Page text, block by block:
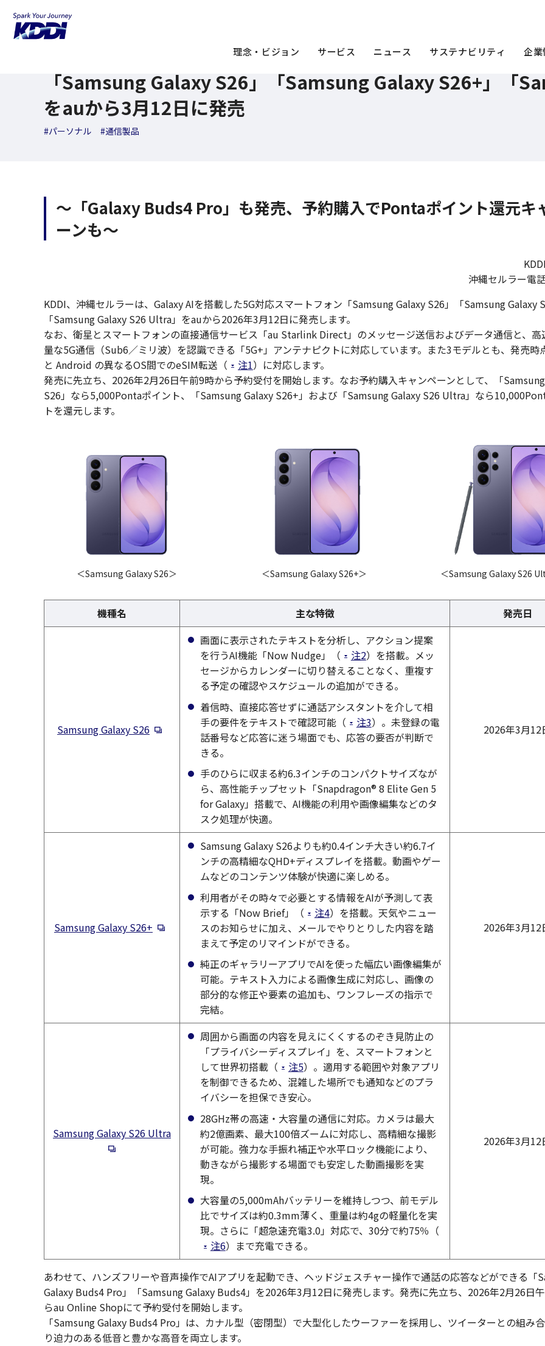
理念・ビジョン サービス ニュース サステナビリティ 企
KDDI ニュースルーム
「Samsung Galaxy S26」「Samsung Galaxy S26+」「
をauから3月12日に発売
#パーソナル #通信製品
～「Galaxy Buds4 Pro」も発売、予約購入でPontaポイント還元キ
ーンも～
沖縄セルラー電
KDDI、沖縄セルラーは、Galaxy AIを搭載した5G対応スマートフォン「Samsung Galaxy S26」「Samsung Galaxy
「Samsung Galaxy S26 Ultra」をauから2026年3月12日に発売します。
なお、衛星とスマートフォンの直接通信サービス「au Starlink Direct」のメッセージ送信およびデータ通信と、高
量な5G通信（Sub6／ミリ波）を認識できる「5G+」アンテナピクトに対応しています。また3モデルとも、発売時
と Android の異なるOS間でのeSIM転送（
注1）に対応します。
発売に先立ち、2026年2月26日午前9時から予約受付を開始します。なお予約購入キャンペーンとして、「
S26」なら5,000Pontaポイント、「Samsung Galaxy S26+」および「Samsung Galaxy S26 Ultra」なら
トを還元します。
＜Samsung Galaxy S26＞ ＜Samsung Galaxy S26+＞ ＜Samsung Galaxy S26
機種名 主な特徴 発売日
Samsung Galaxy S26新規ウィンドウで開く
画面に表示されたテキストを分析し、アクション提案
を行うAI機能「Now Nudge」（
注2）を搭載。メッ
セージからカレンダーに切り替えることなく、重複す
る予定の確認やスケジュールの追加ができる。
着信時、直接応答せずに通話アシスタントを介して相
手の要件をテキストで確認可能（
注3）。未登録の電
話番号など応答に迷う場面でも、応答の要否が判断で
きる。
手のひらに収まる約6.3インチのコンパクトサイズなが
ら、高性能チップセット「Snapdragon® 8 Elite Gen 5
for Galaxy」搭載で、AI機能の利用や画像編集などのタ
スク処理が快適。
2026年3月12
Samsung Galaxy S26+ 新規ウィンドウで開く
Samsung Galaxy S26よりも約0.4インチ大きい約6.7イ
ンチの高精細なQHD+ディスプレイを搭載。動画やゲー
ムなどのコンテンツ体験が快適に楽しめる。
利用者がその時々で必要とする情報をAIが予測して表
示する「Now Brief」（
注4）を搭載。天気やニュー
スのお知らせに加え、メールでやりとりした内容を踏
まえて予定のリマインドができる。
純正のギャラリーアプリでAIを使った幅広い画像編集が
可能。テキスト入力による画像生成に対応し、画像の
部分的な修正や要素の追加も、ワンフレーズの指示で
完結。
2026年3月12
Samsung Galaxy S26 Ultra新規ウィンドウで開く
周囲から画面の内容を見えにくくするのぞき見防止の
「プライバシーディスプレイ」を、スマートフォンと
して世界初搭載（
注5）。適用する範囲や対象アプリ
を制御できるため、混雑した場所でも通知などのプラ
イバシーを担保でき安心。
28GHz帯の高速・大容量の通信に対応。カメラは最大
約2億画素、最大100倍ズームに対応し、高精細な撮影
が可能。強力な手振れ補正や水平ロック機能により、
動きながら撮影する場面でも安定した動画撮影を実
現。
大容量の5,000mAhバッテリーを維持しつつ、前モデル
比でサイズは約0.3mm薄く、重量は約4gの軽量化を実
現。さらに「超急速充電3.0」対応で、30分で約75％（
注6）まで充電できる。
2026年3月12
あわせて、ハンズフリーや音声操作でAIアプリを起動でき、ヘッドジェスチャー操作で通話の応答などができる「
Galaxy Buds4 Pro」「Samsung Galaxy Buds4」を2026年3月12日に発売します。発売に先立ち、2026年2月26日
らau Online Shopにて予約受付を開始します。
「Samsung Galaxy Buds4 Pro」は、カナル型（密閉型）で大型化したウーファーを採用し、ツイーターとの組み
り迫力のある低音と豊かな高音を両立します。